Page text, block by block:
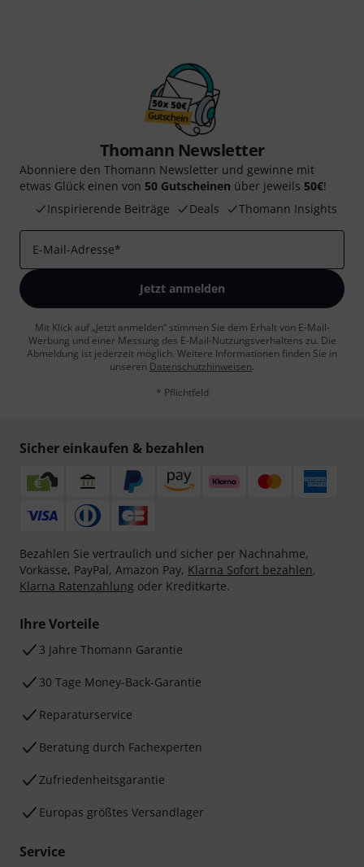
Thomann Newsletter
Abonniere den Thomann Newsletter und gewinne mit
etwas Glück einen von 50 Gutscheinen über jeweils 50€!
Inspirierende Beiträge
Deals Thomann Insights
E-Mail-Adresse*
Jetzt anmelden
Mit Klick auf „Jetzt anmelden“ stimmen Sie dem Erhalt von E-Mail-
Werbung und einer Messung des E-Mail-Nutzungsverhaltens zu. Die
Abmeldung ist jederzeit möglich. Weitere Informationen finden Sie in
unseren Datenschutzhinweisen.
* Pflichtfeld
Sicher einkaufen & bezahlen
Bezahlen Sie vertraulich und sicher per Nachnahme,
Vorkasse, PayPal, Amazon Pay, Klarna Sofort bezahlen,
Klarna Ratenzahlung oder Kreditkarte.
Ihre Vorteile
3 Jahre Thomann Garantie
30 Tage Money-Back-Garantie
Reparaturservice
Beratung durch Fachexperten
Zufriedenheitsgarantie
Europas größtes Versandlager
Service